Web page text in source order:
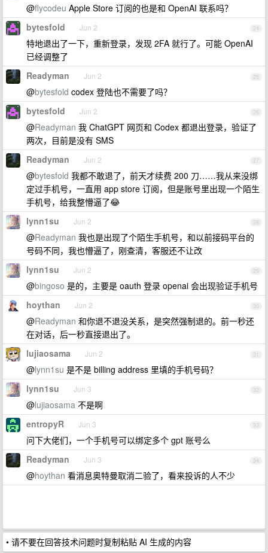
@flycodeu Apple Store 订阅的也是和 OpenAI 联系吗？
24
bytesfold Jun 2
特地退出了一下，重新登录，发现 2FA 就行了。可能 OpenAI
已经调整了
25
Readyman Jun 2
@bytesfold codex 登陆也不需要了吗？
26
bytesfold Jun 2
@Readyman 我 ChatGPT 网页和 Codex 都退出登录，验证了
两次，目前是没有 SMS
27
Readyman Jun 2
@bytesfold 我都不敢退了，前天才续费 200 刀……我从来没绑
定过手机号，一直用 app store 订阅，但是账号里出现一个陌生
手机号，给我整懵逼了😂
28
lynn1su Jun 2
@Readyman 我也是出现了个陌生手机号，和以前接码平台的
号码不同，我也懵逼了，刚查清，客服还不让改
29
lynn1su Jun 2
@bingoso 是的，主要是 oauth 登录 openai 会出现验证手机号
30
hoythan Jun 2
@Readyman 和你退不退没关系，是突然强制退的。前一秒还
在对话，后一秒直接退出了。
31
lujiaosama Jun 2
@lynn1su 是不是 billing address 里填的手机号码？
32
lynn1su Jun 3
@lujiaosama 不是啊
33
entropyR Jun 3
问下大佬们，一个手机号可以绑定多个 gpt 账号么
34
Readyman Jun 3
@hoythan 看消息奥特曼取消二验了，看来投诉的人不少
• 请不要在回答技术问题时复制粘贴 AI 生成的内容